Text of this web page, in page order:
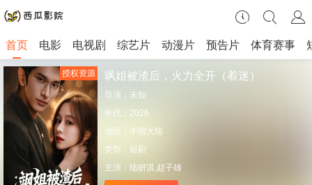
首页 电影 电视剧 综艺片 动漫片 预告片 体育赛事
授权资源 飒姐被渣后，火力全开（着迷）
导演： 未知
年代： 2026
地区： 中国大陆
类型： 短剧
主演： 陆妍淇,赵子雄